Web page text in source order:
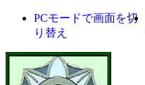
PCモードで画面を切
り替え